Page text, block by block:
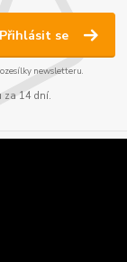
Přihlásit se
newsletteru.
za 14 dní.